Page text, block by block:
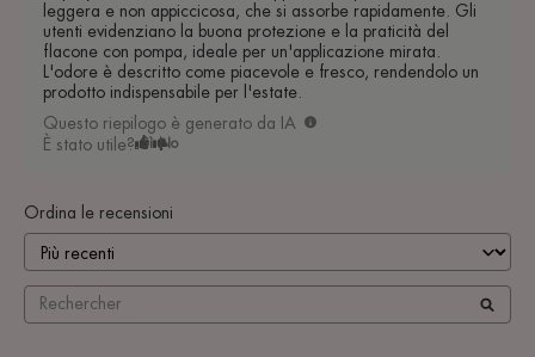
leggera e non appiccicosa, che si assorbe rapidamente. Gli
utenti evidenziano la buona protezione e la praticità del
flacone con pompa, ideale per un'applicazione mirata.
L'odore è descritto come piacevole e fresco, rendendolo un
prodotto indispensabile per l'estate.
Questo riepilogo è generato da IA
È stato utile? Sì No
Ordina le recensioni